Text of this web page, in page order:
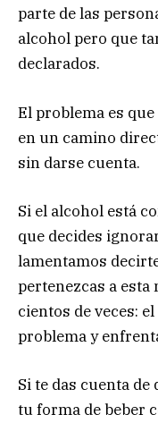
parte de las
alcohol pero que
declarados.
El problema es
en un camino
sin darse cuenta.
Si el alcohol está
que decides
lamentamos
pertenezcas a esta
cientos de veces:
problema y
Si te das cuenta
tu forma de beber